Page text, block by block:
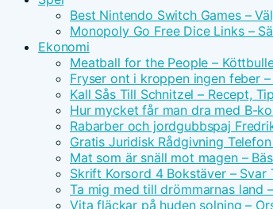
Best Nintendo Switch Games –
Monopoly Go Free Dice Links –
Ekonomi
Meatball for the People –
Fryser ont i kroppen ingen feber
Kall Sås Till Schnitzel – Recept,
Hur mycket får man dra med B-
Rabarber och jordgubbspaj
Gratis Juridisk Rådgivning
Mat som är snäll mot magen –
Skrift Korsord 4 Bokstäver – Svar
Ta mig med till drömmarnas land
Vita fläckar på huden solning –